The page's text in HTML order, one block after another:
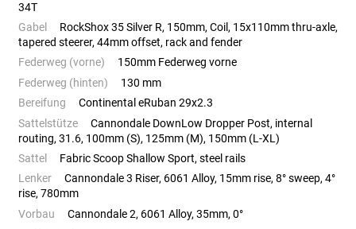
34T
Gabel
RockShox 35 Silver R, 150mm, Coil, 15x110mm thru-axle,
tapered steerer, 44mm offset, rack and fender
Federweg (vorne)
150mm Federweg vorne
Federweg (hinten)
130 mm
Bereifung
Continental eRuban 29x2.3
Sattelstütze
Cannondale DownLow Dropper Post, internal
routing, 31.6, 100mm (S), 125mm (M), 150mm (L-XL)
Sattel
Fabric Scoop Shallow Sport, steel rails
Lenker
Cannondale 3 Riser, 6061 Alloy, 15mm rise, 8° sweep, 4°
rise, 780mm
Vorbau
Cannondale 2, 6061 Alloy, 35mm, 0°